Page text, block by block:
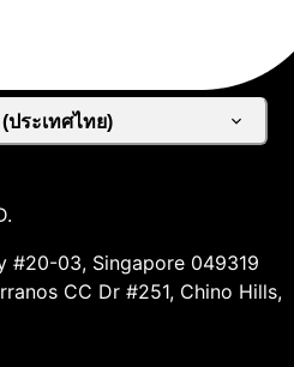
ประเทศไทย)
#20-03, Singapore 049319
CC Dr #251, Chino Hills,